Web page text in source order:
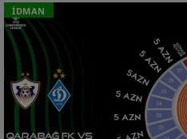
İDMAN